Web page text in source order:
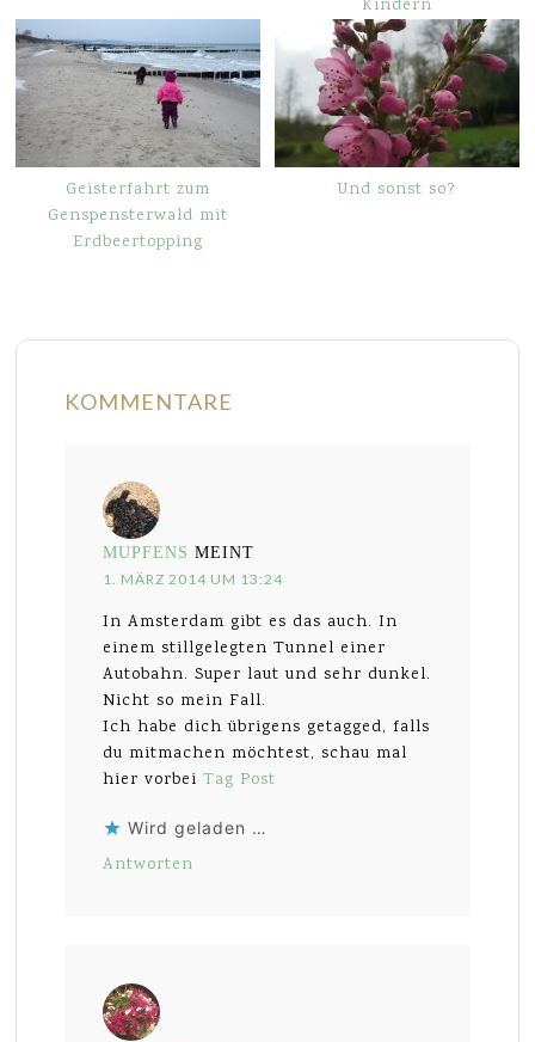
Kindern
Geisterfahrt zum
Genspensterwald mit
Erdbeertopping
Und sonst so?
KOMMENTARE
MUPFENS MEINT
1. MÄRZ 2014 UM 13:24
In Amsterdam gibt es das auch. In
einem stillgelegten Tunnel einer
Autobahn. Super laut und sehr dunkel.
Nicht so mein Fall.
Ich habe dich übrigens getagged, falls
du mitmachen möchtest, schau mal
hier vorbeiTag Post
Wird geladen …
Antworten